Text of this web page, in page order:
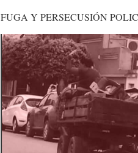
FUGA Y PERSECUSIÓN